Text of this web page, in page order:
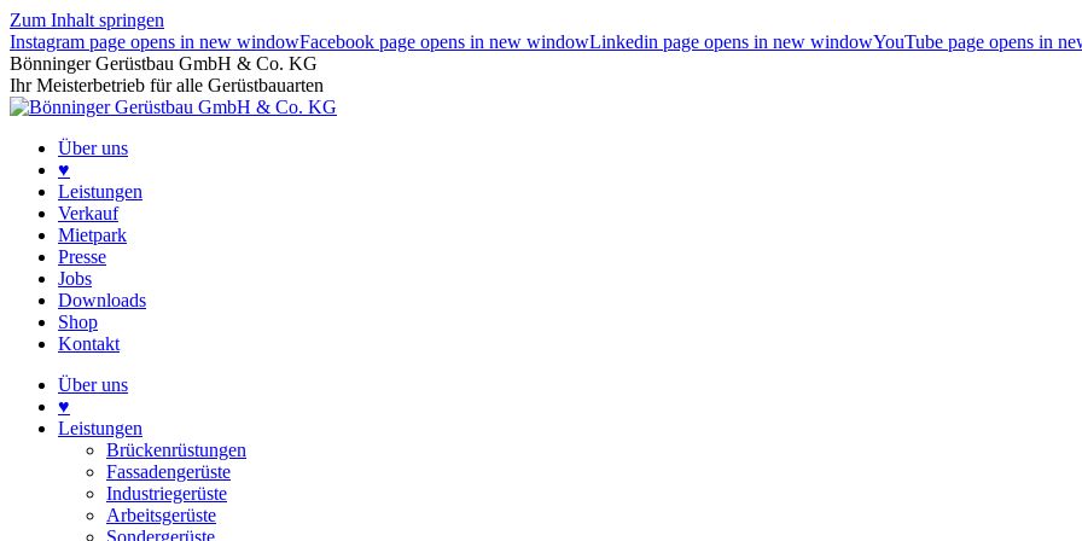
Zum Inhalt springen
Instagram page opens in new windowFacebook page opens in new windowLinkedin page opens in new windowYouTube page opens in
Bönninger Gerüstbau GmbH & Co. KG
Ihr Meisterbetrieb für alle Gerüstbauarten
Über uns
♥
Leistungen
Verkauf
Mietpark
Presse
Jobs
Downloads
Shop
Kontakt
Über uns
♥
Leistungen
Brückenrüstungen
Fassadengerüste
Industriegerüste
Arbeitsgerüste
Sondergerüste